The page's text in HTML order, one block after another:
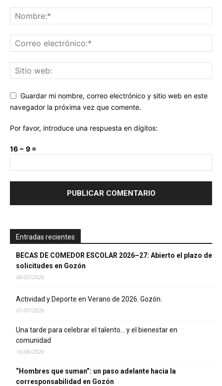
Guardar mi nombre, correo electrónico y sitio web en este
navegador la próxima vez que comente.
Por favor, introduce una respuesta en dígitos:
16 − 9 =
Entradas recientes
BECAS DE COMEDOR ESCOLAR 2026–27: Abierto el plazo de
solicitudes en Gozón
06/07/2026
Actividad y Deporte en Verano de 2026. Gozón.
01/07/2026
Una tarde para celebrar el talento… y el bienestar en
comunidad
16/06/2026
“Hombres que suman”: un paso adelante hacia la
corresponsabilidad en Gozón